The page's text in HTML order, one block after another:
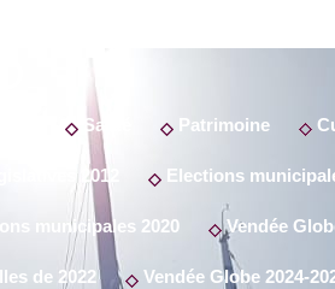
Santé Patrimoine
2012 Elections
municipales 2020 Vendée
de 2022 Vendée Globe 2024-